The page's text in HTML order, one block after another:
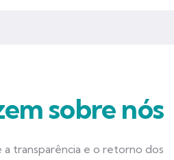
sobre nós
transparência e o retorno dos